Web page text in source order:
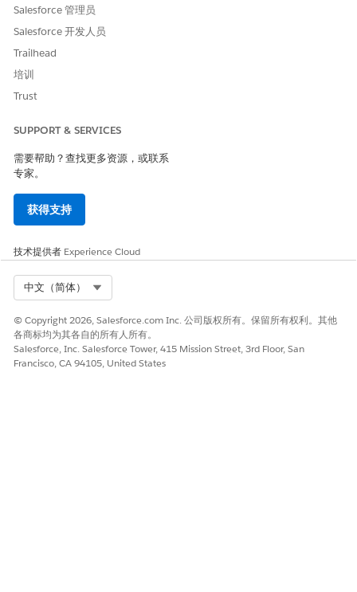
Salesforce 管理员
Salesforce 开发人员
Trailhead
培训
Trust
SUPPORT & SERVICES
需要帮助？查找更多资源，或联系
专家。
获得支持
技术提供者 Experience Cloud
中文（简体）
© Copyright 2026, Salesforce.com Inc. 公司版权所有。保留所有权利。其他
各商标均为其各自的所有人所有。
Salesforce, Inc. Salesforce Tower, 415 Mission Street, 3rd Floor, San
Francisco, CA 94105, United States